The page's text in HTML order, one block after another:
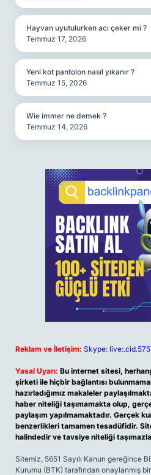
Hayvan uyutulurken acı çeker mi ?
Temmuz 17, 2026
Yeni kot pantolon nasıl yıkanır ?
Temmuz 15, 2026
Wie immer ne demek ?
Temmuz 14, 2026
Reklam ve İletişim: Skype:
Yasal Uyarı: Bu internet sitesi,
şirketi ile hiçbir bağlantısı
hazırladığımız makaleler
haber niteliği taşımamakta olup,
paylaşım yapılmamaktadır. Gerçek
benzerlikleri tamamen tesadüfidir.
halindedir ve tavsiye niteliği
Sitemiz, 5651 Sayılı Kanun gereğince
Kurumu (BTK) tarafından onaylanmış